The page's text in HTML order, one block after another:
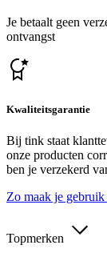
Je betaalt geen
ontvangst
Kwaliteitsgarantie
Bij tink staat
onze producten
ben je verzekerd
Zo maak je
Topmerken